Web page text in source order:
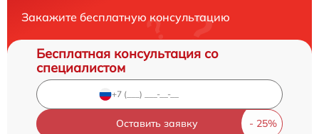
Закажите бесплатную консультацию
Бесплатная консультация со
специалистом
Оставить заявку